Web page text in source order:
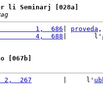
li Seminarj [028a]
1,  686
proveda
4,  688
|       l'
[067b]
2,  267
        |     l'